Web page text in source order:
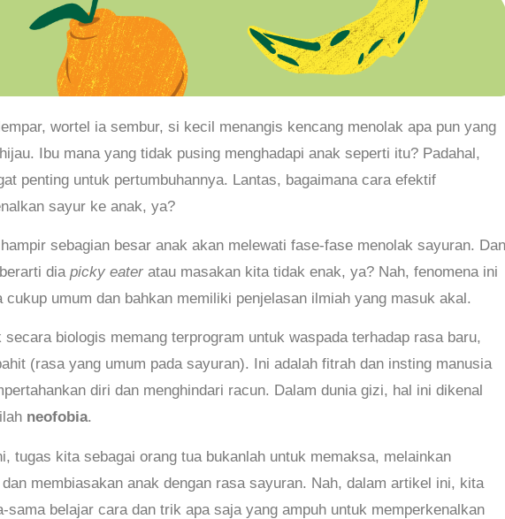
wortel ia sembur, si kecil menangis kencang menolak apa pun yang
Ibu mana yang tidak pusing menghadapi anak seperti itu? Padahal,
penting untuk pertumbuhannya. Lantas, bagaimana cara efektif
sayur ke anak, ya?
sebagian besar anak akan melewati fase-fase menolak sayuran. Dan
dia picky eateratau masakan kita tidak enak, ya? Nah, fenomena ini
cukup umum dan bahkan memiliki penjelasan ilmiah yang masuk akal.
secara biologis memang terprogram untuk waspada terhadap rasa baru,
(rasa yang umum pada sayuran). Ini adalah fitrah dan insting manusia
diri dan menghindari racun. Dalam dunia gizi, hal ini dikenal
neofobia.
tugas kita sebagai orang tua bukanlah untuk memaksa, melainkan
membiasakan anak dengan rasa sayuran. Nah, dalam artikel ini, kita
sama belajar cara dan trik apa saja yang ampuh untuk memperkenalkan